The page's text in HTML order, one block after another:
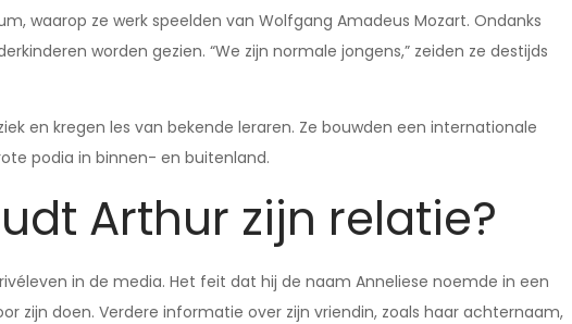
waarop ze werk speelden van Wolfgang Amadeus Mozart. Ondanks
worden gezien. “We zijn normale jongens,” zeiden ze destijds
en kregen les van bekende leraren. Ze bouwden een internationale
podia in binnen- en buitenland.
Arthur zijn relatie?
in de media. Het feit dat hij de naam Anneliese noemde in een
zijn doen. Verdere informatie over zijn vriendin, zoals haar achternaam,